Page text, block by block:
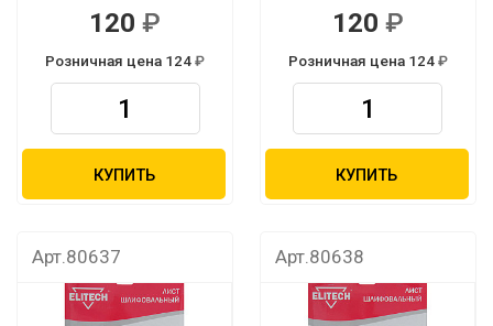
120
Розничная цена 124
КУПИТЬ
120
Розничная цена 124
КУПИТЬ
Арт.80637 Арт.80638